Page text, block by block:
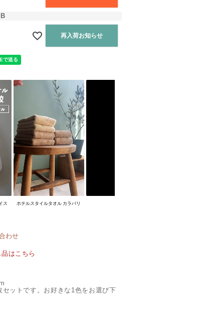
再入荷お知らせ
ス
ホテルスタイルタオル カラバリ
わせ
はこちら
ットです。お好きな1色をお選び下